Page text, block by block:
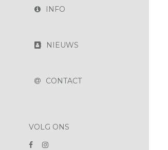
INFO
NIEUWS
CONTACT
VOLG ONS